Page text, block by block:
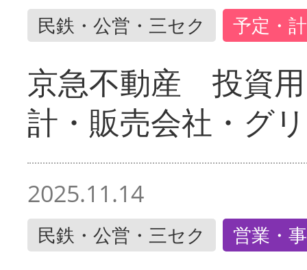
民鉄・公営・三セク 予定・
京急不動産 投資
計・販売会社・グ
2025.11.14
民鉄・公営・三セク 営業・